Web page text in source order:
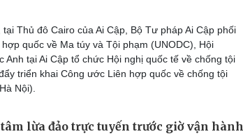
Thủ đô Cairo của Ai Cập, Bộ Tư pháp Ai Cập phối
quốc về Ma túy và Tội phạm (UNODC), Hội
Anh tại Ai Cập tổ chức Hội nghị quốc tế về chống tội
triển khai Công ước Liên hợp quốc về chống tội
Nội).
lừa đảo trực tuyến trước giờ vận hành